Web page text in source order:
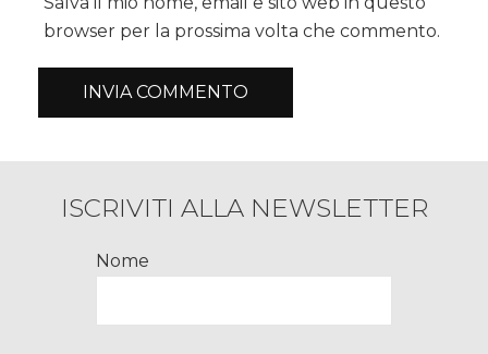
browser per la prossima volta che commento.
ISCRIVITI ALLA NEWSLETTER
Nome